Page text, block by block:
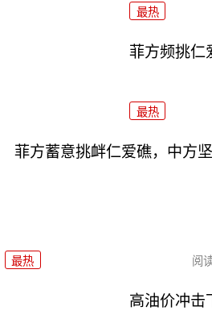
最热
菲方频挑仁
最热
菲方蓄意挑衅仁爱礁，中方
最热 阅
高油价冲击